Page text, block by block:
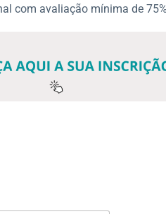
com avaliação mínima de